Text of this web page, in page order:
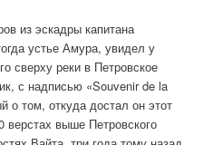
из эскадры капитана
устье Амура, увидел у
сверху реки в Петровское
с надписью «Souvenir de la
о том, откуда достал он этот
верстах выше Петровского